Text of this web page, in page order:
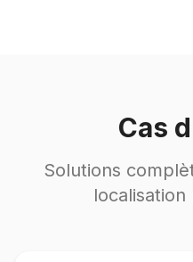
Cas
Solutions
localisation